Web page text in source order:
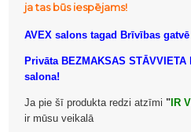
ja tas būs iespējams!
AVEX salons tagad Brīvības
Privāta BEZMAKSAS
salona!
Ja pie šī produkta redzi atzīmi " IR
ir mūsu veikalā